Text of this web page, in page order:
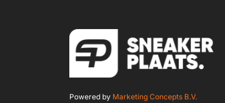
Powered by Marketing Concepts B.V.